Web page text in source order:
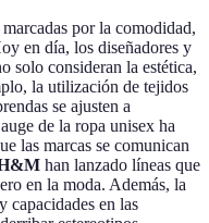
por la comodidad,
en día, los diseñadores y
solo consideran la estética,
la utilización de tejidos
se ajusten a
de la ropa unisex ha
las marcas se comunican
han lanzado líneas que
en la moda. Además, la
capacidades en las